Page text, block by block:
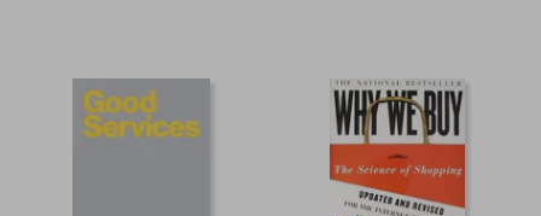
50%
dcto. $ 52.993
10%
dcto.